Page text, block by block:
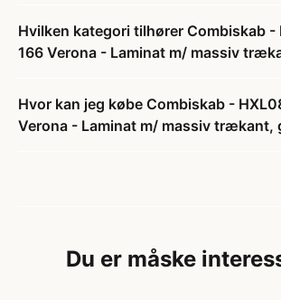
Hvilken kategori tilhører Combiskab
166 Verona - Laminat m/ massiv
Hvor kan jeg købe Combiskab -
Verona - Laminat m/ massiv trækant,
Du er måske